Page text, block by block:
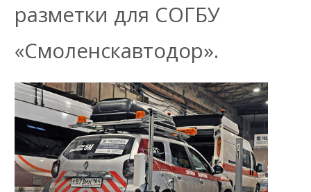
разметки для СОГБУ
«Смоленскавтодор».